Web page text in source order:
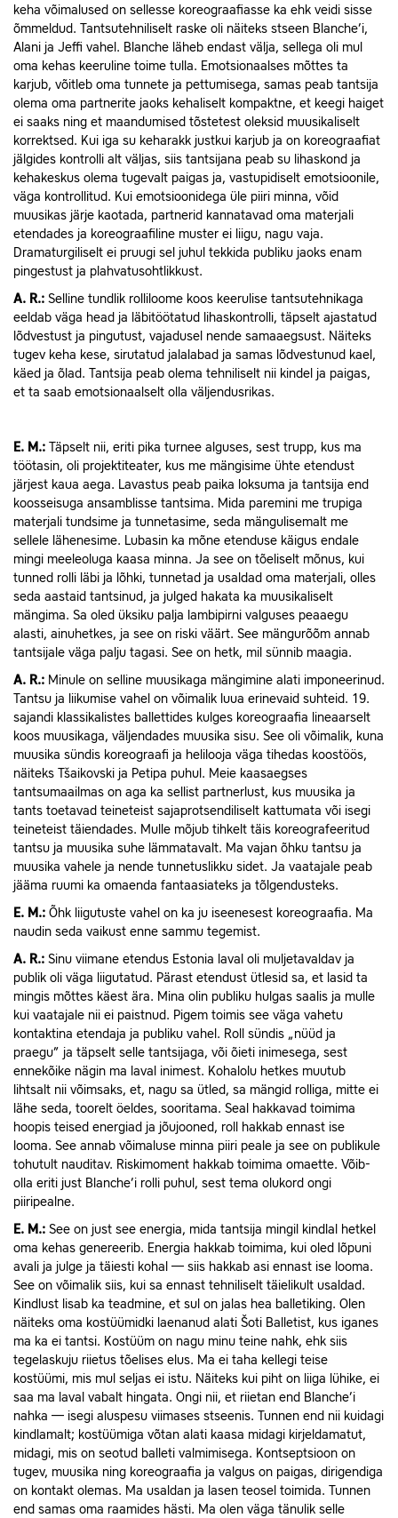
keha võimalused on sellesse koreograafiasse ka ehk veidi sisse
õmmeldud. Tantsutehniliselt raske oli näiteks stseen Blanche’i,
Alani ja Jeffi vahel. Blanche läheb endast välja, sellega oli mul
oma kehas keeruline toime tulla. Emotsionaalses mõttes ta
karjub, võitleb oma tunnete ja pettumisega, samas peab tantsija
olema oma partnerite jaoks kehaliselt kompaktne, et keegi haiget
ei saaks ning et maandumised tõstetest oleksid muusikaliselt
korrektsed. Kui iga su keharakk justkui karjub ja on koreograafiat
jälgides kontrolli alt väljas, siis tantsijana peab su lihaskond ja
kehakeskus olema tugevalt paigas ja, vastupidiselt emotsioonile,
väga kontrollitud. Kui emotsioonidega üle piiri minna, võid
muusikas järje kaotada, partnerid kannatavad oma materjali
etendades ja koreograafiline muster ei liigu, nagu vaja.
Dramaturgiliselt ei pruugi sel juhul tekkida publiku jaoks enam
pingestust ja plahvatusohtlikkust.
A. R.: Selline tundlik rolliloome koos keerulise tantsutehnikaga
eeldab väga head ja läbitöötatud lihaskontrolli, täpselt ajastatud
lõdvestust ja pingutust, vajadusel nende samaaegsust. Näiteks
tugev keha kese, sirutatud jalalabad ja samas lõdvestunud kael,
käed ja õlad. Tantsija peab olema tehniliselt nii kindel ja paigas,
et ta saab emotsionaalselt olla väljendusrikas.
E. M.: Täpselt nii, eriti pika turnee alguses, sest trupp, kus ma
töötasin, oli projektiteater, kus me mängisime ühte etendust
järjest kaua aega. Lavastus peab paika loksuma ja tantsija end
koosseisuga ansamblisse tantsima. Mida paremini me trupiga
materjali tundsime ja tunnetasime, seda mängulisemalt me
sellele lähenesime. Lubasin ka mõne etenduse käigus endale
mingi meeleoluga kaasa minna. Ja see on tõeliselt mõnus, kui
tunned rolli läbi ja lõhki, tunnetad ja usaldad oma materjali, olles
seda aastaid tantsinud, ja julged hakata ka muusikaliselt
mängima. Sa oled üksiku palja lambipirni valguses peaaegu
alasti, ainuhetkes, ja see on riski väärt. See mängurõõm annab
tantsijale väga palju tagasi. See on hetk, mil sünnib maagia.
A. R.: Minule on selline muusikaga mängimine alati imponeerinud.
Tantsu ja liikumise vahel on võimalik luua erinevaid suhteid. 19.
sajandi klassikalistes ballettides kulges koreograafia lineaarselt
koos muusikaga, väljendades muusika sisu. See oli võimalik, kuna
muusika sündis koreograafi ja helilooja väga tihedas koostöös,
näiteks Tšaikovski ja Petipa puhul. Meie kaasaegses
tantsumaailmas on aga ka sellist partnerlust, kus muusika ja
tants toetavad teineteist sajaprotsendiliselt kattumata või isegi
teineteist täiendades. Mulle mõjub tihkelt täis koreografeeritud
tantsu ja muusika suhe lämmatavalt. Ma vajan õhku tantsu ja
muusika vahele ja nende tunnetuslikku sidet. Ja vaatajale peab
jääma ruumi ka omaenda fantaasiateks ja tõlgendusteks.
E. M.: Õhk liigutuste vahel on ka ju iseenesest koreograafia. Ma
naudin seda vaikust enne sammu tegemist.
A. R.: Sinu viimane etendus Estonia laval oli muljetavaldav ja
publik oli väga liigutatud. Pärast etendust ütlesid sa, et lasid ta
mingis mõttes käest ära. Mina olin publiku hulgas saalis ja mulle
kui vaatajale nii ei paistnud. Pigem toimis see väga vahetu
kontaktina etendaja ja publiku vahel. Roll sündis „nüüd ja
praegu” ja täpselt selle tantsijaga, või õieti inimesega, sest
ennekõike nägin ma laval inimest. Kohalolu hetkes muutub
lihtsalt nii võimsaks, et, nagu sa ütled, sa mängid rolliga, mitte ei
lähe seda, toorelt öeldes, sooritama. Seal hakkavad toimima
hoopis teised energiad ja jõujooned, roll hakkab ennast ise
looma. See annab võimaluse minna piiri peale ja see on publikule
tohutult nauditav. Riskimoment hakkab toimima omaette. Võib-
olla eriti just Blanche’i rolli puhul, sest tema olukord ongi
piiripealne.
E. M.: See on just see energia, mida tantsija mingil kindlal hetkel
oma kehas genereerib. Energia hakkab toimima, kui oled lõpuni
avali ja julge ja täiesti kohal — siis hakkab asi ennast ise looma.
See on võimalik siis, kui sa ennast tehniliselt täielikult usaldad.
Kindlust lisab ka teadmine, et sul on jalas hea balletiking. Olen
näiteks oma kostüümidki laenanud alati Šoti Balletist, kus iganes
ma ka ei tantsi. Kostüüm on nagu minu teine nahk, ehk siis
tegelaskuju riietus tõelises elus. Ma ei taha kellegi teise
kostüümi, mis mul seljas ei istu. Näiteks kui piht on liiga lühike, ei
saa ma laval vabalt hingata. Ongi nii, et riietan end Blanche’i
nahka — isegi aluspesu viimases stseenis. Tunnen end nii kuidagi
kindlamalt; kostüümiga võtan alati kaasa midagi kirjeldamatut,
midagi, mis on seotud balleti valmimisega. Kontseptsioon on
tugev, muusika ning koreograafia ja valgus on paigas, dirigendiga
on kontakt olemas. Ma usaldan ja lasen teosel toimida. Tunnen
end samas oma raamides hästi. Ma olen väga tänulik selle